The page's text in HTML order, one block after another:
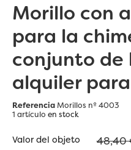
Morillo con
para la
conjunto de
alquiler
ReferenciaMorillos nº 4003
1 artículo en stock
Valor del objeto 48,40